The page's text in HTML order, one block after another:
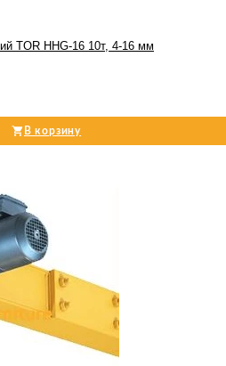
TOR HHG-16 10т, 4-16 мм
В корзину